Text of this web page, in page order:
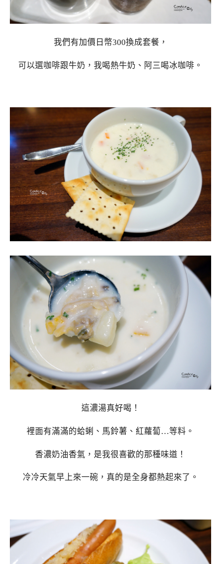
我們有加價日幣300換成套餐，
可以選咖啡跟牛奶，我喝熱牛奶、阿三喝冰咖啡。
這濃湯真好喝！
裡面有滿滿的蛤蜊、馬鈴薯、紅蘿蔔…等料。
香濃奶油香氣，是我很喜歡的那種味道！
冷冷天氣早上來一碗，真的是全身都熱起來了。